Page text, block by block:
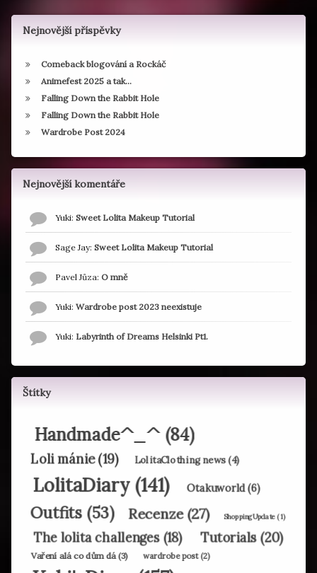
Nejnovější příspěvky
Comeback blogování a Rockáč
Animefest 2025 a tak…
Falling Down the Rabbit Hole
Falling Down the Rabbit Hole
Wardrobe Post 2024
Nejnovější komentáře
Yuki: Sweet Lolita Makeup Tutorial
Sage Jay: Sweet Lolita Makeup Tutorial
Pavel Jůza: O mně
Yuki: Wardrobe post 2023 neexistuje
Yuki: Labyrinth of Dreams Helsinki Pt1.
Štítky
Handmade^_^(84)
Loli mánie(19) LolitaClothing news(4)
LolitaDiary(141) Otakuworld(6)
Outfits (53) Recenze(27) ShoppingUpdate(1)
The lolita challenges(18) Tutorials(20)
Vaření alá co dům dá(3) wardrobe post(2)